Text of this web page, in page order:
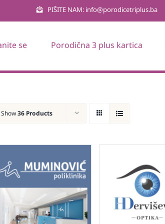
PIŠITE NAM: info@porodicetriplus.ba
se Porodična 3 plus kartica
Show36 Products